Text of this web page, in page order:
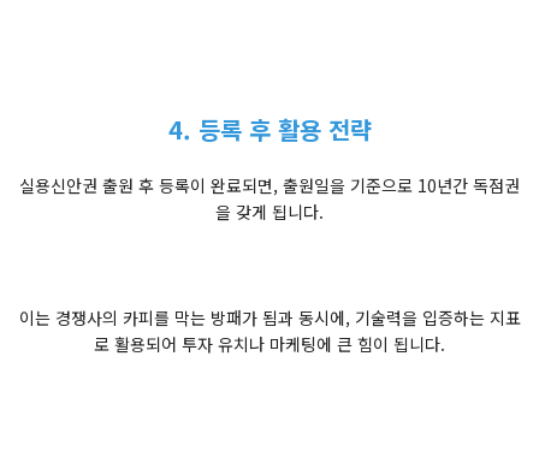
4. 등록 후 활용 전략
실용신안권 출원 후 등록이 완료되면, 출원일을 기준으로 10년간 독점권
을 갖게 됩니다.
이는 경쟁사의 카피를 막는 방패가 됨과 동시에, 기술력을 입증하는 지표
로 활용되어 투자 유치나 마케팅에 큰 힘이 됩니다.